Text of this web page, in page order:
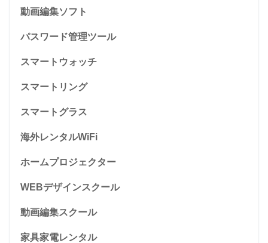
動画編集ソフト
パスワード管理ツール
スマートウォッチ
スマートリング
スマートグラス
海外レンタルWiFi
ホームプロジェクター
WEBデザインスクール
動画編集スクール
家具家電レンタル